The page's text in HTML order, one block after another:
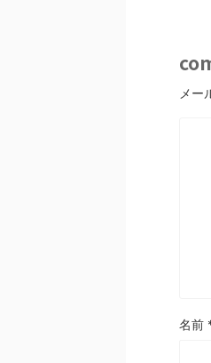
メー
名前